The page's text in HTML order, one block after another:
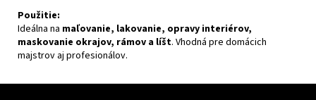
Použitie:
Ideálna na maľovanie, lakovanie, opravy interiérov,
maskovanie okrajov, rámov a líšt. Vhodná pre domácich
majstrov aj profesionálov.